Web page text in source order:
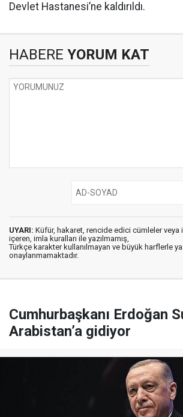
Devlet Hastanesi’ne kaldırıldı.
HABERE YORUM KAT
UYARI: Küfür, hakaret, rencide edici cümleler veya
içeren, imla kuralları ile yazılmamış,
Türkçe karakter kullanılmayan ve büyük harflerle
onaylanmamaktadır.
Cumhurbaşkanı Erdoğan
Arabistan’a gidiyor